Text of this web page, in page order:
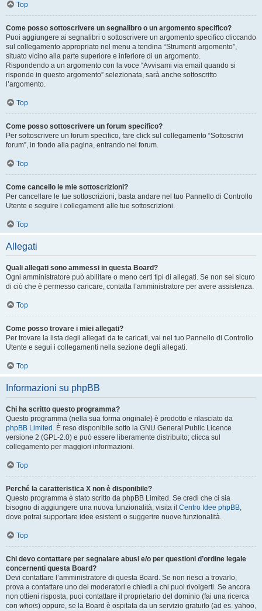
Top
Come posso sottoscrivere un segnalibro o un argomento specifico?
Puoi aggiungere ai segnalibri o sottoscrivere un argomento specifico cliccando
sul collegamento appropriato nel menu a tendina “Strumenti argomento”,
situato vicino alla parte superiore e inferiore di un argomento.
Rispondendo a un argomento con la voce “Avvisami via email quando si
risponde in questo argomento” selezionata, sarà anche sottoscritto
l’argomento.
Top
Come posso sottoscrivere un forum specifico?
Per sottoscrivere un forum specifico, fare click sul collegamento “Sottoscrivi
forum”, in fondo alla pagina, entrando nel forum.
Top
Come cancello le mie sottoscrizioni?
Per cancellare le tue sottoscrizioni, basta andare nel tuo Pannello di Controllo
Utente e seguire i collegamenti alle tue sottoscrizioni.
Top
Allegati
Quali allegati sono ammessi in questa Board?
Ogni amministratore può abilitare o meno certi tipi di allegati. Se non sei sicuro
di ciò che è permesso caricare, contatta l’amministratore per avere assistenza.
Top
Come posso trovare i miei allegati?
Per trovare la lista degli allegati da te caricati, vai nel tuo Pannello di Controllo
Utente e segui i collegamenti nella sezione degli allegati.
Top
Informazioni su phpBB
Chi ha scritto questo programma?
Questo programma (nella sua forma originale) è prodotto e rilasciato da
phpBB Limited . È reso disponibile sotto la GNU General Public Licence
versione 2 (GPL-2.0) e può essere liberamente distribuito; clicca sul
collegamento per maggiori informazioni.
Top
Perché la caratteristica X non è disponibile?
Questo programma è stato scritto da phpBB Limited. Se credi che ci sia
bisogno di aggiungere una nuova funzionalità, visita il Centro Idee phpBB,
dove potrai supportare idee esistenti o suggerire nuove funzionalità.
Top
Chi devo contattare per segnalare abusi e/o per questioni d’ordine legale
concernenti questa Board?
Devi contattare l’amministratore di questa Board. Se non riesci a trovarlo,
prova a contattare uno dei moderatori e chiedi a chi puoi rivolgerti. Se ancora
non ottieni risposta, puoi contattare il proprietario del dominio (fai una ricerca
con whois) oppure, se la Board è ospitata da un servizio gratuito (ad es. yahoo,